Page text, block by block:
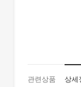
관련상품 상세